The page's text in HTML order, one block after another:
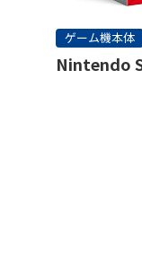
ゲーム機本体
Nintendo